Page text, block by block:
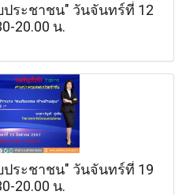
ระชาชน" วันจันทร์ที่ 12
20.00 น.
ระชาชน" วันจันทร์ที่ 19
20.00 น.